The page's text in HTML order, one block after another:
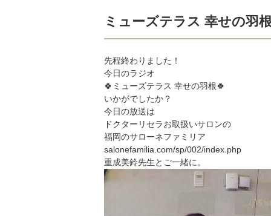
ミューズテラス 幸せの羽
先程終わりました！
今日のラジオ
🍀ミューズテラス 幸せの羽根🍀
いかがでしたか？
今日の放送は
ドクターリセラお取扱いサロンの
福岡のサローネファミリア
salonefamilia.com/sp/002/index.php
重成美鈴先生とご一緒に。